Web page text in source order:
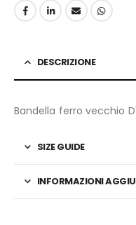
DESCRIZIONE
Bandella ferro vecchio
SIZE GUIDE
INFORMAZIONI